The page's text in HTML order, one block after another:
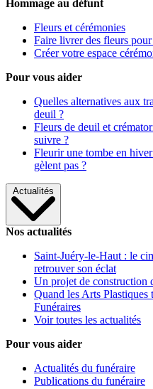
Hommage au défunt
Fleurs et cérémonies
Faire livrer des fleurs
Créer votre espace
Pour vous aider
Quelles alternatives aux
deuil ?
Fleurs de deuil et
suivre ?
Fleurir une tombe en
gèlent pas ?
Actualités
Nos actualités
Saint-Juéry-le-Haut : le
retrouver son éclat
Un projet de construction
Quand les Arts Plastiques
Funéraires
Voir toutes les actualités
Pour vous aider
Actualités du funéraire
Publications du funéraire